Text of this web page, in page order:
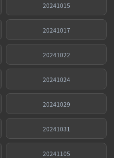
20241015
20241017
20241022
20241024
20241029
20241031
20241105